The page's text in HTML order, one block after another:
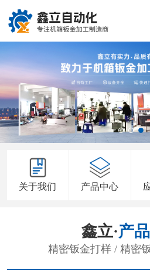
关于我们 产品中心
鑫立·产
精密钣金打样 / 精密